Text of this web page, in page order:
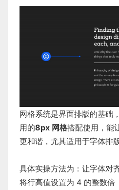
网格系统是界面排版的基础
用的8px 网格搭配使用，能
更和谐，尤其适用于字体排
具体实操方法为：让字体对
将行高值设置为 4 的整数倍